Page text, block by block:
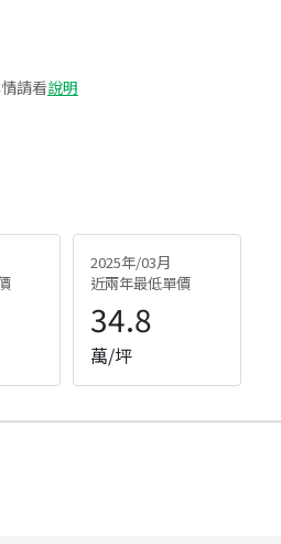
請看說明
2025年/03月
近兩年最低單價
34.8
萬/坪